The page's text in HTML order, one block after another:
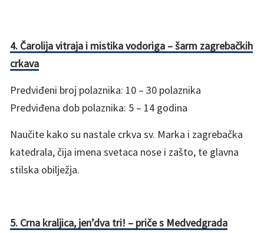
4. Čarolija vitraja i mistika vodoriga – šarm zagrebačkih
crkava
Predviđeni broj polaznika: 10 – 30 polaznika
Predviđena dob polaznika: 5 – 14 godina
Naučite kako su nastale crkva sv. Marka i zagrebačka
katedrala, čija imena svetaca nose i zašto, te glavna
stilska obilježja.
5. Crna kraljica, jen’dva tri! – priče s Medvedgrada